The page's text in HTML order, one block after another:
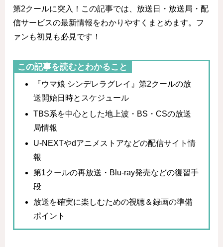
第2クールに突入！この記事では、放送日・放送局・配
信サービスの最新情報をわかりやすくまとめます。フ
ァンも初見も必見です！
この記事を読むとわかること
『ウマ娘 シンデレラグレイ』第2クールの放
送開始日時とスケジュール
TBS系を中心とした地上波・BS・CSの放送
局情報
U-NEXTやdアニメストアなどの配信サイト情
報
第1クールの再放送・Blu-ray発売などの復習手
段
放送を確実に楽しむための視聴＆録画の準備
ポイント